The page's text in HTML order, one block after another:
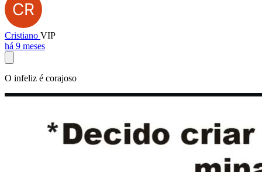
Cristiano VIP
há 9 meses
O infeliz é corajoso